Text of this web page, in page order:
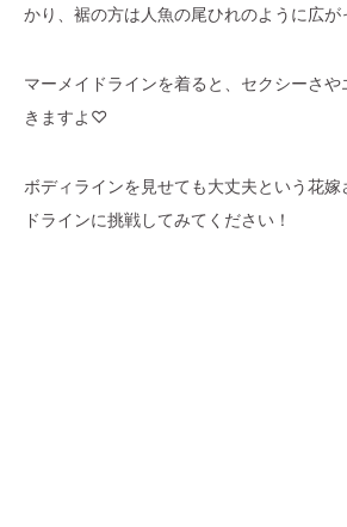
かり、裾の方は人魚の尾ひれのように広が
マーメイドラインを着ると、セクシーさ
きますよ♡
ボディラインを見せても大丈夫という花嫁
ドラインに挑戦してみてください！